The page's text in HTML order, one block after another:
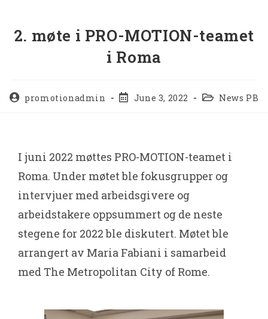
2. møte i PRO-MOTION-teamet
i Roma
promotionadmin June 3, 2022 News PB
I juni 2022 møttes PRO-MOTION-teamet i
Roma. Under møtet ble fokusgrupper og
intervjuer med arbeidsgivere og
arbeidstakere oppsummert og de neste
stegene for 2022 ble diskutert. Møtet ble
arrangert av Maria Fabiani i samarbeid
med The Metropolitan City of Rome.